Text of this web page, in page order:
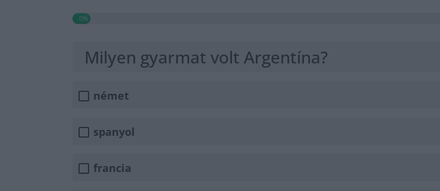
0%
Milyen gyarmat volt Argentína?
német
spanyol
francia